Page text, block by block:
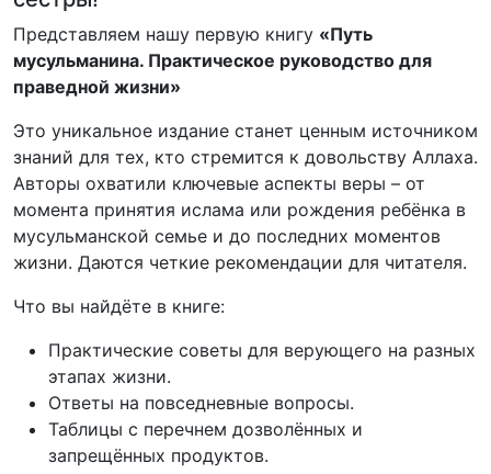
Представляем нашу первую книгу «Путь
мусульманина. Практическое руководство для
праведной жизни»
Это уникальное издание станет ценным источником
знаний для тех, кто стремится к довольству Аллаха.
Авторы охватили ключевые аспекты веры – от
момента принятия ислама или рождения ребёнка в
мусульманской семье и до последних моментов
жизни. Даются четкие рекомендации для читателя.
Что вы найдёте в книге:
Практические советы для верующего на разных
этапах жизни.
Ответы на повседневные вопросы.
Таблицы с перечнем дозволённых и
запрещённых продуктов.